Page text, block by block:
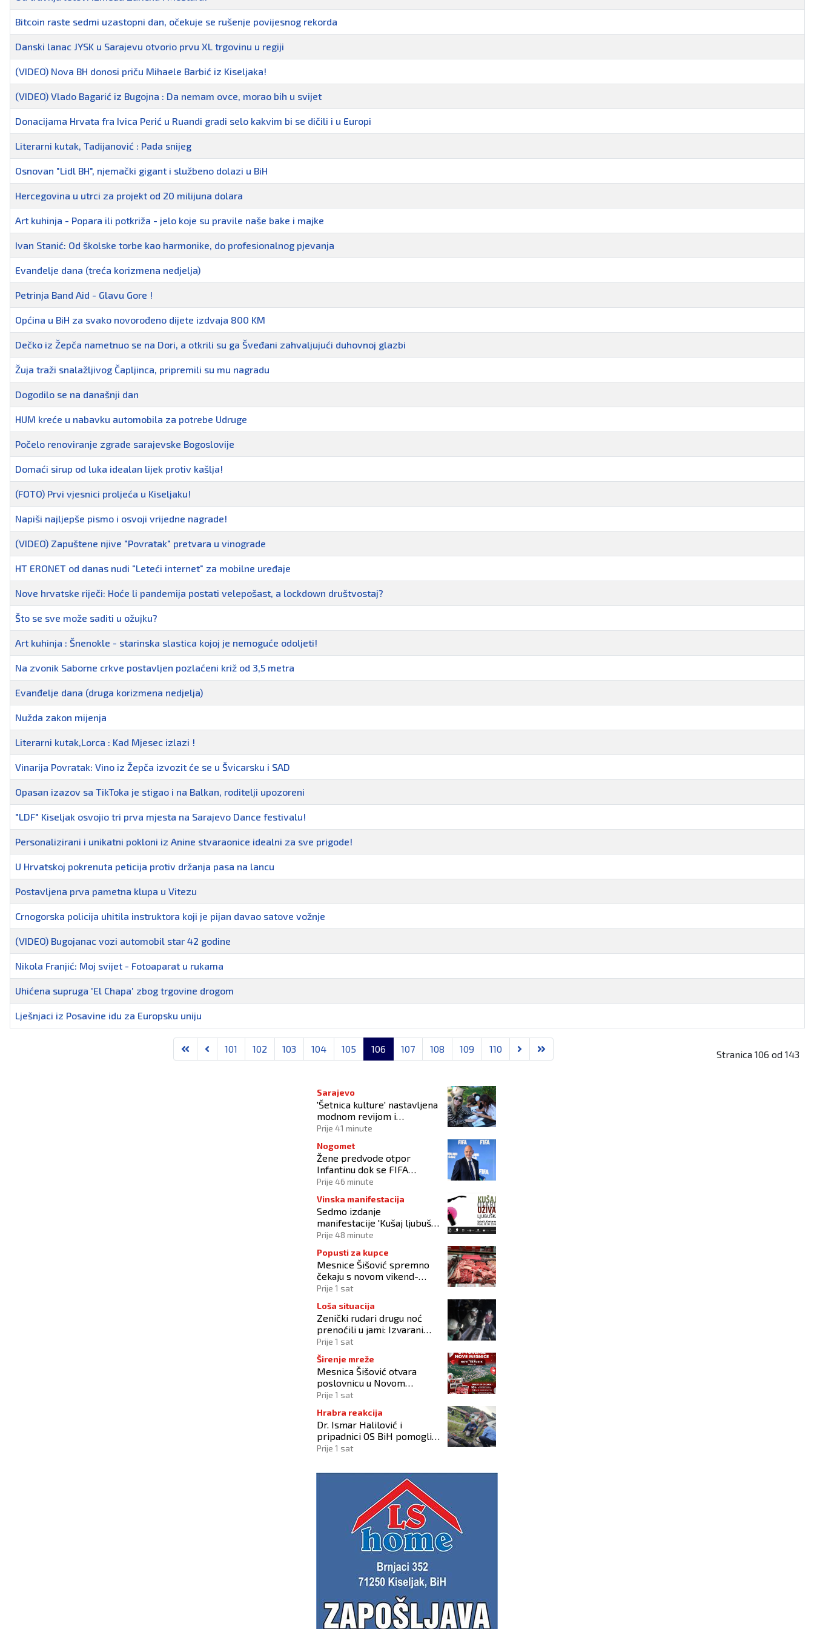
Bitcoin raste sedmi uzastopni dan, očekuje se rušenje povijesnog rekorda
Danski lanac JYSK u Sarajevu otvorio prvu XL trgovinu u regiji
(VIDEO) Nova BH donosi priču Mihaele Barbić iz Kiseljaka!
(VIDEO) Vlado Bagarić iz Bugojna : Da nemam ovce, morao bih u svijet
Donacijama Hrvata fra Ivica Perić u Ruandi gradi selo kakvim bi se dičili i u Europi
Literarni kutak, Tadijanović : Pada snijeg
Osnovan "Lidl BH", njemački gigant i službeno dolazi u BiH
Hercegovina u utrci za projekt od 20 milijuna dolara
Art kuhinja - Popara ili potkriža - jelo koje su pravile naše bake i majke
Ivan Stanić: Od školske torbe kao harmonike, do profesionalnog pjevanja
Evanđelje dana (treća korizmena nedjelja)
Petrinja Band Aid - Glavu Gore !
Općina u BiH za svako novorođeno dijete izdvaja 800 KM
Dečko iz Žepča nametnuo se na Dori, a otkrili su ga Šveđani zahvaljujući duhovnoj glazbi
Žuja traži snalažljivog Čapljinca, pripremili su mu nagradu
Dogodilo se na današnji dan
HUM kreće u nabavku automobila za potrebe Udruge
Počelo renoviranje zgrade sarajevske Bogoslovije
Domaći sirup od luka idealan lijek protiv kašlja!
(FOTO) Prvi vjesnici proljeća u Kiseljaku!
Napiši najljepše pismo i osvoji vrijedne nagrade!
(VIDEO) Zapuštene njive "Povratak" pretvara u vinograde
HT ERONET od danas nudi "Leteći internet" za mobilne uređaje
Nove hrvatske riječi: Hoće li pandemija postati velepošast, a lockdown društvostaj?
Što se sve može saditi u ožujku?
Art kuhinja : Šnenokle - starinska slastica kojoj je nemoguće odoljeti!
Na zvonik Saborne crkve postavljen pozlaćeni križ od 3,5 metra
Evanđelje dana (druga korizmena nedjelja)
Nužda zakon mijenja
Literarni kutak,Lorca : Kad Mjesec izlazi !
Vinarija Povratak: Vino iz Žepča izvozit će se u Švicarsku i SAD
Opasan izazov sa TikToka je stigao i na Balkan, roditelji upozoreni
"LDF" Kiseljak osvojio tri prva mjesta na Sarajevo Dance festivalu!
Personalizirani i unikatni pokloni iz Anine stvaraonice idealni za sve prigode!
U Hrvatskoj pokrenuta peticija protiv držanja pasa na lancu
Postavljena prva pametna klupa u Vitezu
Crnogorska policija uhitila instruktora koji je pijan davao satove vožnje
(VIDEO) Bugojanac vozi automobil star 42 godine
Nikola Franjić: Moj svijet - Fotoaparat u rukama
Uhićena supruga 'El Chapa' zbog trgovine drogom
Lješnjaci iz Posavine idu za Europsku uniju
Stranica 106 od 143
101 102 103 104 105 106 107 108 109 110
Sarajevo
'Šetnica kulture' nastavljena
modnom revijom i
predstavljanjem kozmetike
Prije 41 minute
Nogomet
Žene predvode otpor
Infantinu dok se FIFA
suočava s krizom
Prije 46 minute
Vinska manifestacija
Sedmo izdanje
manifestacije 'Kušaj ljubuška
vina' donosi vrhunska vina,
Prije 48 minute
Popusti za kupce
Mesnice Šišović spremno
čekaju s novom vikend-
akcijom!
Prije 1 sat
Loša situacija
Zenički rudari drugu noć
prenoćili u jami: Izvarani
smo, više nikome ne
vjerujemo
Prije 1 sat
Širenje mreže
Mesnica Šišović otvara
poslovnicu u Novom
Travniku!
Prije 1 sat
Hrabra reakcija
Dr. Ismar Halilović i
pripadnici OS BiH pomogli
ozlijeđenim u prometnoj
Prije 1 sat